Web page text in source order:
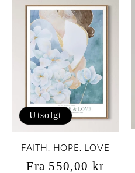
Utsolgt
FAITH. HOPE. LOVE
Vanlig
Fra 550,00 kr